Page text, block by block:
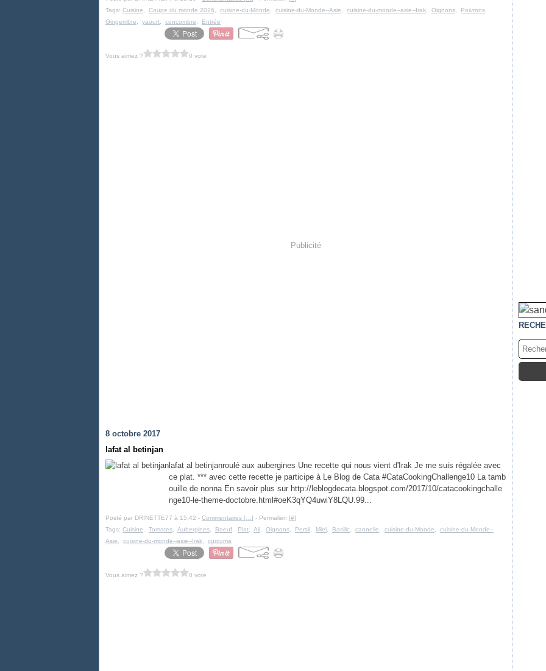
Tags: Cuisine Coupe du monde 2026 cuisine-du-Monde cuisine-du-Monde--Asie cuisine-du-monde--asie--Irak Oignons Poivrons
Gingembre
yaourt concombre Entrée
Vous aimez ? 0 vote
Publicité
8 octobre 2017
lafat al betinjan
lafat al betinjanroulé aux aubergines Une recette qui nous vient d'Irak Je me suis régalée avec
ce plat. *** avec cette recette je participe à Le Blog de Cata #CataCookingChallenge10 La tamb
ouille de nonna En savoir plus sur http://leblogdecata.blogspot.com/2017/10/catacookingchalle
nge10-le-theme-doctobre.html#oeK3qYQ4uwiY8LQU.99...
Posté par DRINETTE77 à 15:42 - Commentaires [ ] - Permalien [#]
Tags: Cuisine Tomates Aubergines Boeuf Plat Ail Oignons Persil Miel Basilic cannelle cuisine-du-Monde
cuisine-du-Monde--
Asie
cuisine-du-monde--asie--Irak curcuma
Vous aimez ? 0 vote